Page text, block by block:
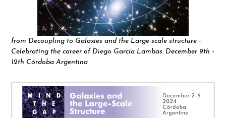
from Decoupling to Galaxies and the Large-scale structure -
Celebrating the career of Diego García Lambas. December 9th -
12th Córdoba Argentina